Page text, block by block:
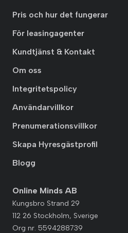
Pris och hur det fungerar
För leasingagenter
Kundtjänst & Kontakt
Om oss
Integritetspolicy
Användarvillkor
Prenumerationsvillkor
Skapa Hyresgästprofil
Blogg
Online Minds AB
Kungsbro Strand 29
112 26 Stockholm, Sverige
Org nr. 5594288739